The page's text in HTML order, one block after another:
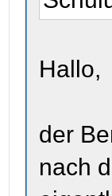
Hallo,
der
nach